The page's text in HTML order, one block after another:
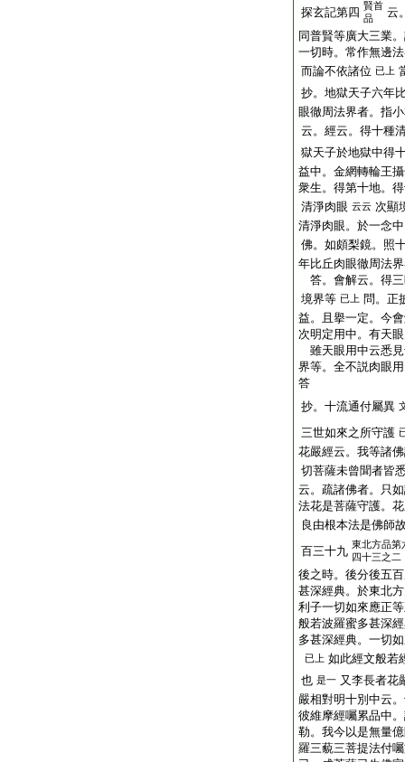
探玄記第四 賢首
品
云
同普賢等廣大三業
一切時。常作無邊
而論不依諸位 已上
抄。地獄天子六年
眼徹周法界者。指
云。經云。得十種
獄天子於地獄中得
益中。金網轉輪王
衆生。得第十地。
清淨肉眼 云云 次顯
清淨肉眼。於一念
佛。如頗梨鏡。照
年比丘肉眼徹周法
答。會解云。得
境界等 已上 問。正
益。且擧一定。今
次明定用中。有天
雖天眼用中云悉
界等。全不説肉眼
答
抄。十流通付屬異
三世如來之所守護
花嚴經云。我等諸
切菩薩未曾聞者皆
云。疏諸佛者。只
法花是菩薩守護。
良由根本法是佛師
百三十九 東北方品第
四十三之二
後之時。後分後五
甚深經典。於東北
利子一切如來應正
般若波羅蜜多甚深
多甚深經典。一切
已上 如此經文般若
也 是一 又李長者花
嚴相對明十別中云
彼維摩經囑累品中
勒。我今以是無量
羅三藐三菩提法付